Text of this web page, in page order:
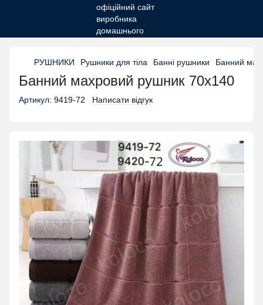
РУШНИКИ Рушники для тіла Банні рушники Банний
Банний махровий рушник 70х140
Артикул: 9419-72 Написати відгук